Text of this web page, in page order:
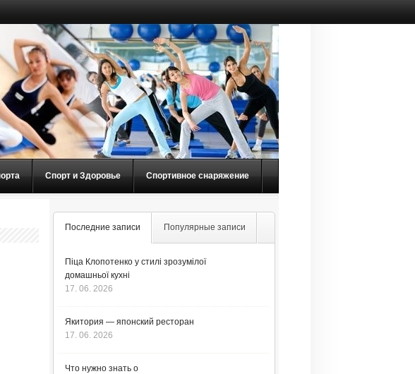
Спорт и Здоровье Спортивное снаряжение
Последние записи Популярные записи
Піца Клопотенко у стилі зрозумілої
домашньої кухні
17. 06. 2026
Якитория — японский ресторан
17. 06. 2026
Что нужно знать о